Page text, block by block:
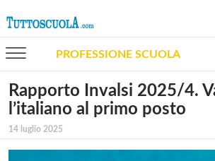
PROFESSIONE SCUOLA
Rapporto Invalsi 2025/4.
l’italiano al primo posto
14 luglio 2025